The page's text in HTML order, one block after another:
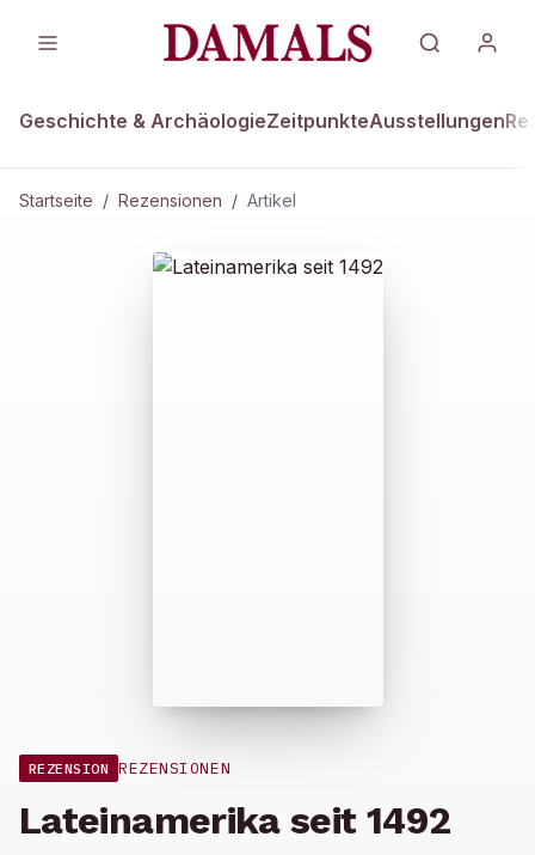
Geschichte & ArchäologieZeitpunkteAusstellungen
Startseite / Rezensionen / Artikel
REZENSION REZENSIONEN
Lateinamerika seit 1492